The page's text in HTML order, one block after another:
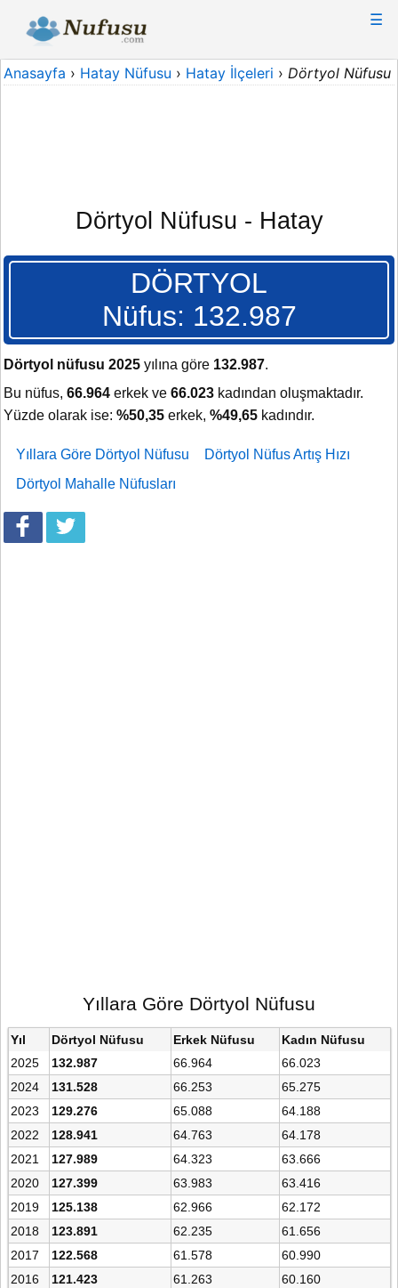
☰
Anasayfa › Hatay Nüfusu › Hatay İlçeleri › Dörtyol Nüfusu
Dörtyol Nüfusu - Hatay
DÖRTYOL
Nüfus: 132.987
Dörtyol nüfusu 2025 yılına göre 132.987.
Bu nüfus, 66.964 erkek ve 66.023 kadından oluşmaktadır.
Yüzde olarak ise: %50,35 erkek, %49,65 kadındır.
Yıllara Göre Dörtyol Nüfusu
Dörtyol Nüfus Artış Hızı
Dörtyol Mahalle Nüfusları
Yıllara Göre Dörtyol Nüfusu
Yıl Dörtyol Nüfusu Erkek Nüfusu
Kadın Nüfusu
2025
132.987 66.964
66.023
2024
131.528 66.253
65.275
2023
129.276 65.088
64.188
2022
128.941 64.763
64.178
2021
127.989 64.323
63.666
2020
127.399 63.983
63.416
2019
125.138 62.966
62.172
2018
123.891 62.235
61.656
2017
122.568 61.578
60.990
2016
121.423 61.263
60.160